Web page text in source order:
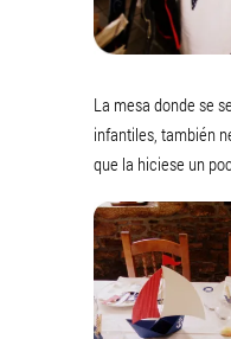
La mesa donde se
infantiles, también
que la hiciese un